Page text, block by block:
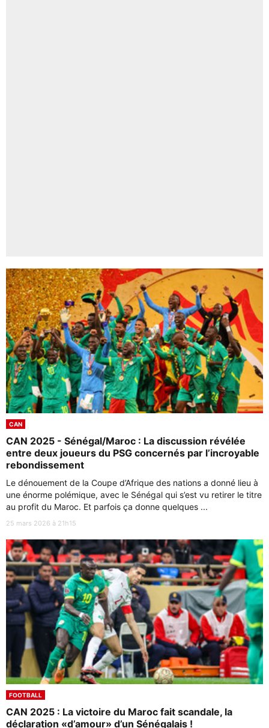
CAN
CAN 2025 - Sénégal/Maroc : La discussion révélée
entre deux joueurs du PSG concernés par l’incroyable
rebondissement
Le dénouement de la Coupe d’Afrique des nations a donné lieu à
une énorme polémique, avec le Sénégal qui s’est vu retirer le titre
au profit du Maroc. Et parfois ça donne quelques ...
25 mars 2026 à 21h15
FOOTBALL
CAN 2025 : La victoire du Maroc fait scandale, la
déclaration «d’amour» d’un Sénégalais !